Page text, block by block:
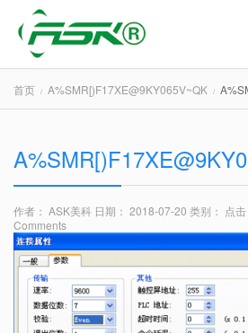
首页 A%SMR[)F17XE@9KY065V~QK
作者： ASK美科 日期： 2018-07-20 类别： 点
Comments